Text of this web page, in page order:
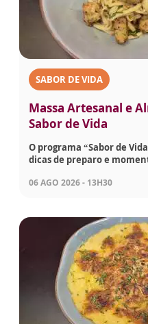
SABOR DE VIDA
Massa Artesanal e
Sabor de Vida
O programa “Sabor de
dicas de preparo e
06 AGO 2026 - 13H30